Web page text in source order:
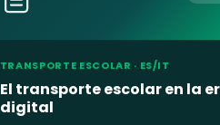
TRANSPORTE ESCOLAR · ES/IT
El transporte escolar en la
digital